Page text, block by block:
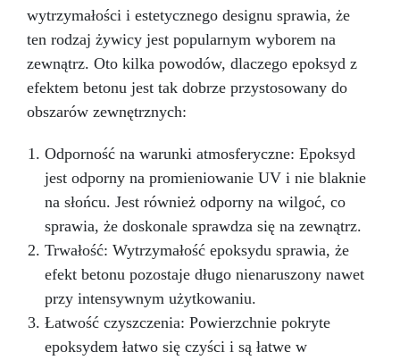
pomysły w rzeczywistość – Rób rzemiosło z
Żywicą ICRYSTAL! Kup Teraz i Zanurz Się w
Świat Kreatywności!
epoksydowej to doskonały wybór, aby
przekształcić Twoją kuchnię w elegancką i
trwałą przestrzeń, gotową sprostać
codziennym wyzwaniom z wyrafinowanym
stylem.
wytrzymałości i estetycznego designu sprawia, że
ten rodzaj żywicy jest popularnym wyborem na
zewnątrz. Oto kilka powodów, dlaczego epoksyd z
efektem betonu jest tak dobrze przystosowany do
obszarów zewnętrznych:
Odporność na warunki atmosferyczne: Epoksyd
jest odporny na promieniowanie UV i nie blaknie
na słońcu. Jest również odporny na wilgoć, co
sprawia, że doskonale sprawdza się na zewnątrz.
Trwałość: Wytrzymałość epoksydu sprawia, że
efekt betonu pozostaje długo nienaruszony nawet
przy intensywnym użytkowaniu.
Łatwość czyszczenia: Powierzchnie pokryte
epoksydem łatwo się czyści i są łatwe w